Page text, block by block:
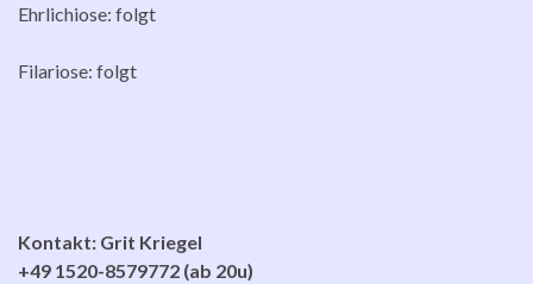
Ehrlichiose: folgt
Filariose: folgt
Kontakt: Grit Kriegel
+49 1520-8579772 (ab 20u)